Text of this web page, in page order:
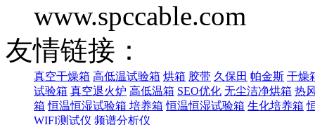
www.spccable.com
友情链接：
真空干燥箱 高低温试验箱 烘箱 胶带 久保田 帕金斯 干燥
试验箱 真空退火炉 高低温箱 SEO优化 无尘洁净烘箱 热
箱 恒温恒湿试验箱 培养箱 恒温恒湿试验箱 生化培养箱
WIFI测试仪 频谱分析仪